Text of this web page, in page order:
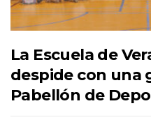
La Escuela de
despide con una
Pabellón de